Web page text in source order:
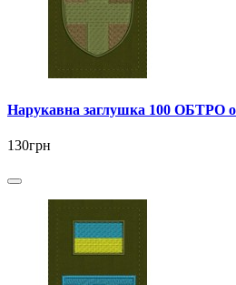
Нарукавна заглушка 100 ОБТРО
130грн